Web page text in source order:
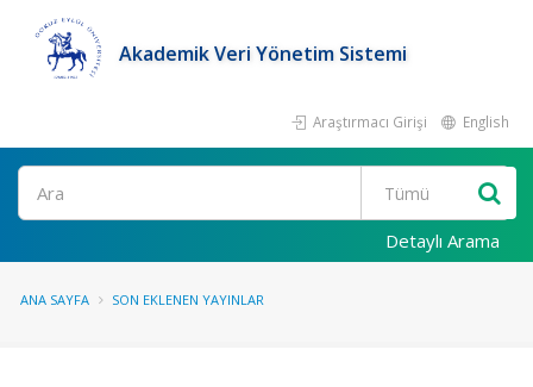
Akademik Veri Yönetim Sistemi
Araştırmacı Girişi English
Ara
Detaylı Arama
ANA SAYFA SON EKLENEN YAYINLAR